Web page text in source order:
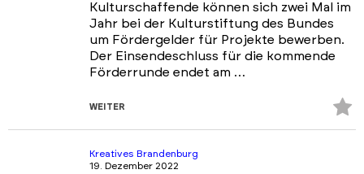
Kulturschaffende können sich zwei Mal im
Jahr bei der Kulturstiftung des Bundes
um Fördergelder für Projekte bewerben.
Der Einsendeschluss für die kommende
Förderrunde endet am …
WEITER
Kreatives Brandenburg
19. Dezember 2022